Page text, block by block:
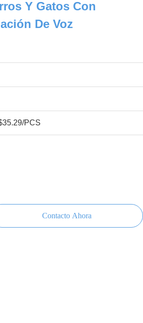
Y Gatos Con
De Voz
PCS
Contacto Ahora